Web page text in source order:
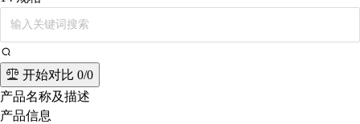
开始对比 0/0
产品名称及描述
产品信息